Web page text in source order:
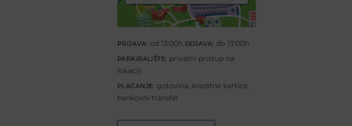
PRIJAVA: od 13:00h ODJAVA: do 13:00h
PARKIRALIŠTE: privatni pristup na
lokaciji
PLAĆANJE: gotovina, kreditne kartice,
bankovni transfer